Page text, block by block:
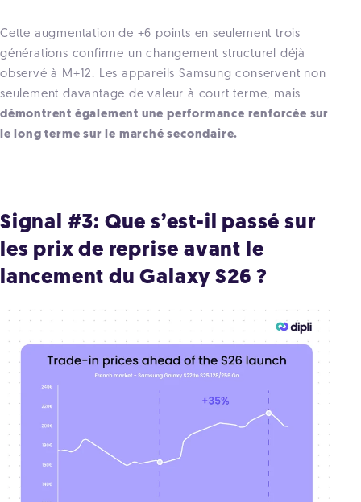
Cette augmentation de +6 points en seulement trois
générations confirme un changement structurel déjà
observé à M+12. Les appareils Samsung conservent non
seulement davantage de valeur à court terme, mais
démontrent également une performance renforcée sur
le long terme sur le marché secondaire.
Signal #3: Que s’est-il passé sur
les prix de reprise avant le
lancement du Galaxy S26 ?